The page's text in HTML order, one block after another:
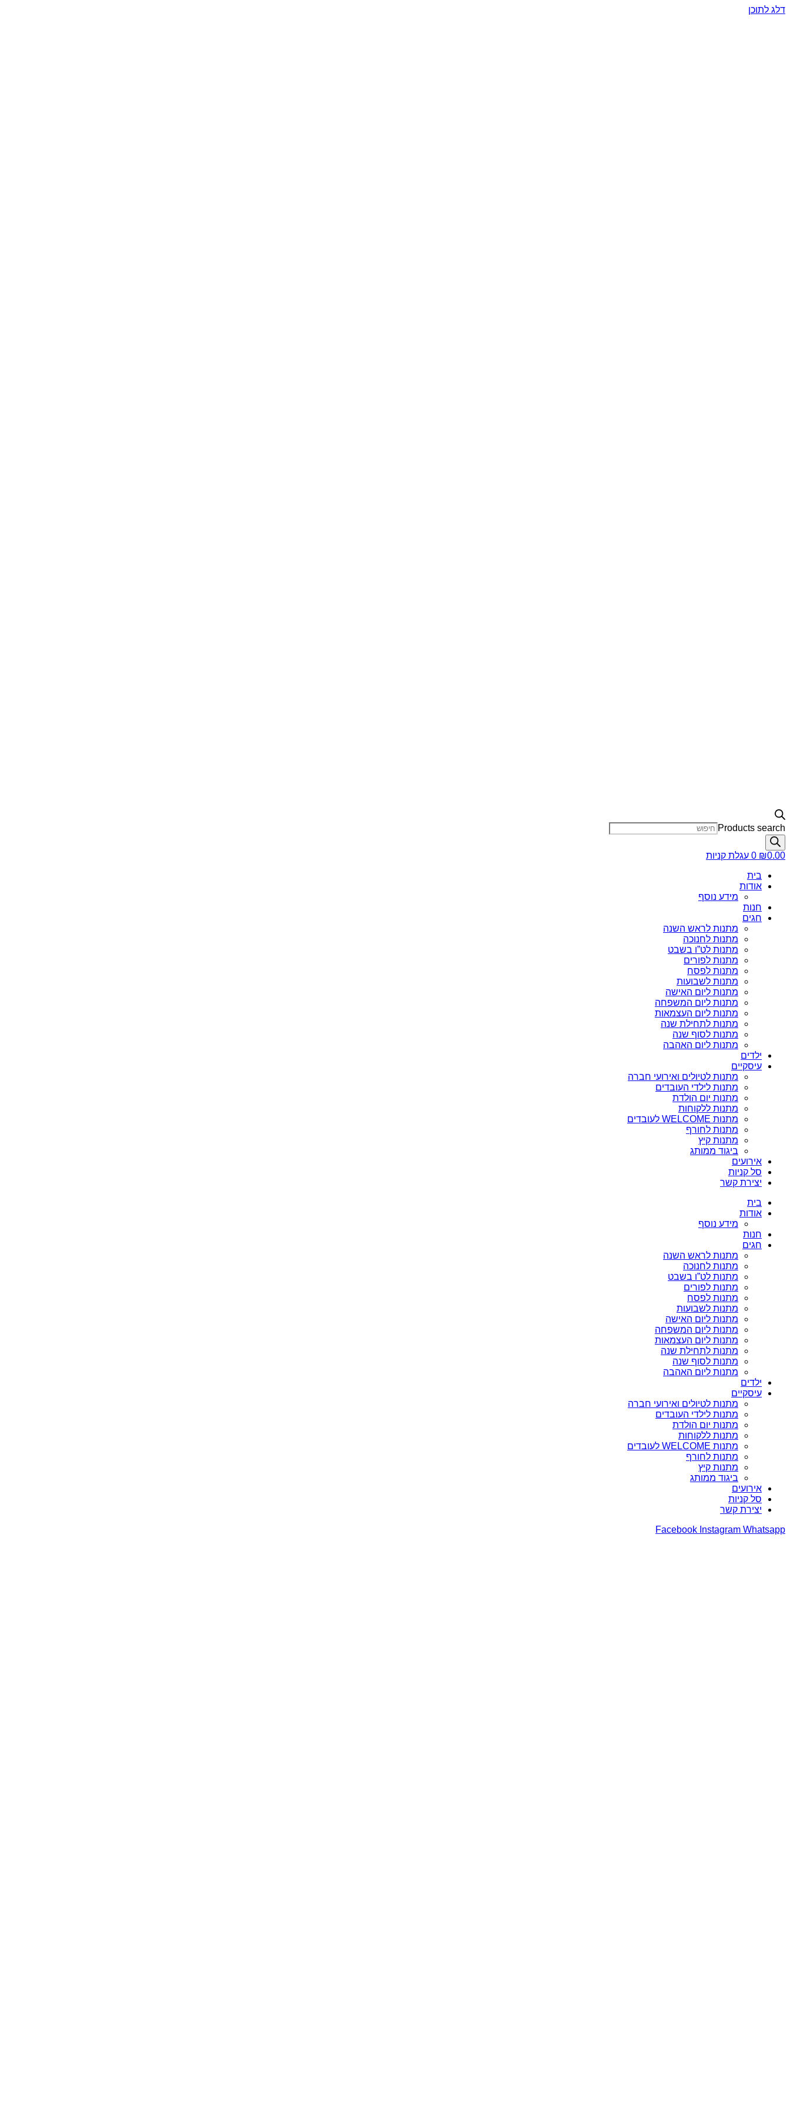
דלג לתוכן
Products search
₪0.00
0 עגלת קניות
בית
אודות
מידע נוסף
חנות
חגים
מתנות לראש השנה
מתנות לחנוכה
מתנות לט”ו בשבט
מתנות לפורים
מתנות לפסח
מתנות לשבועות
מתנות ליום האישה
מתנות ליום המשפחה
מתנות ליום העצמאות
מתנות לתחילת שנה
מתנות לסוף שנה
מתנות ליום האהבה
ילדים
עיסקיים
מתנות לטיולים ואירועי חברה
מתנות לילדי העובדים
מתנות יום הולדת
מתנות ללקוחות
מתנות WELCOME לעובדים
מתנות לחורף
מתנות קיץ
ביגוד ממותג
אירועים
סל קניות
יצירת קשר
בית
אודות
מידע נוסף
חנות
חגים
מתנות לראש השנה
מתנות לחנוכה
מתנות לט”ו בשבט
מתנות לפורים
מתנות לפסח
מתנות לשבועות
מתנות ליום האישה
מתנות ליום המשפחה
מתנות ליום העצמאות
מתנות לתחילת שנה
מתנות לסוף שנה
מתנות ליום האהבה
ילדים
עיסקיים
מתנות לטיולים ואירועי חברה
מתנות לילדי העובדים
מתנות יום הולדת
מתנות ללקוחות
מתנות WELCOME לעובדים
מתנות לחורף
מתנות קיץ
ביגוד ממותג
אירועים
סל קניות
יצירת קשר
Facebook Instagram Whatsapp